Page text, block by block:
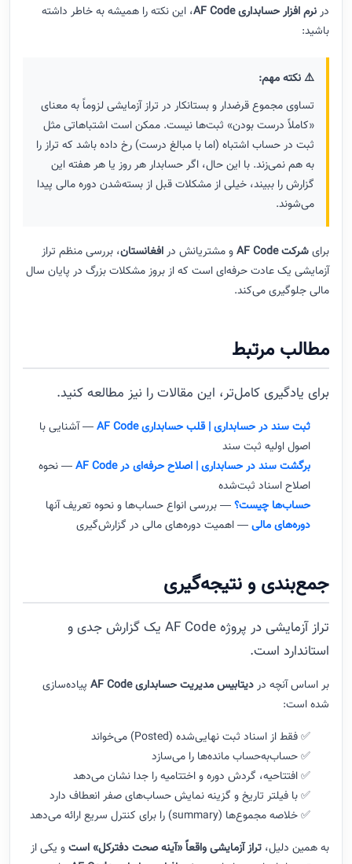
نرم‌ افزار حسابداری AF Code
، این نکته را همیشه به خاطر داشته
باشید:
⚠️ نکته مهم:
تساوی مجموع قرضدار و بستانکار در تراز آزمایشی لزوماً به معنای
«کاملاً درست بودن» ثبت‌ها نیست. ممکن است اشتباهاتی مثل
ثبت در حساب اشتباه (اما با مبالغ درست) رخ داده باشد که تراز را
به هم نمی‌زند. با این حال، اگر حسابدار هر روز یا هر هفته این
گزارش را ببیند، خیلی از مشکلات قبل از بسته‌شدن دوره مالی پیدا
می‌شوند.
شرکت AF Code و مشتریانش درافغانستان، بررسی منظم تراز
آزمایشی یک عادت حرفه‌ای است که از بروز مشکلات بزرگ در پایان سال
مالی جلوگیری می‌کند.
مطالب مرتبط
برای یادگیری کامل‌تر، این مقالات را نیز مطالعه کنید.
ثبت سند در حسابداری | قلب حسابداری AF Code
— آشنایی با
اصول اولیه ثبت سند
برگشت سند در حسابداری | اصلاح حرفه‌ای در AF Code
— نحوه
اصلاح اسناد ثبت‌شده
حساب‌ها چیست؟— بررسی انواع حساب‌ها و نحوه تعریف آنها
دوره‌های مالی— اهمیت دوره‌های مالی در گزارش‌گیری
جمع‌بندی و نتیجه‌گیری
تراز آزمایشی در پروژه AF Code یک گزارش جدی و
استاندارد است.
بر اساس آنچه دردیتابیس مدیریت حسابداری AF Code
پیاده‌سازی
شده است:
✅ فقط از اسناد ثبت نهایی‌شده (Posted) می‌خواند
✅ حساب‌به‌حساب مانده‌ها را می‌سازد
✅ افتتاحیه، گردش دوره و اختتامیه را جدا نشان می‌دهد
✅ با فیلتر تاریخ و گزینه نمایش حساب‌های صفر انعطاف دارد
✅ خلاصه مجموع‌ها (summary) را برای کنترل سریع ارائه می‌دهد
به همین دلیل،تراز آزمایشی واقعاً «آینه صحت دفترکل» است و یکی از